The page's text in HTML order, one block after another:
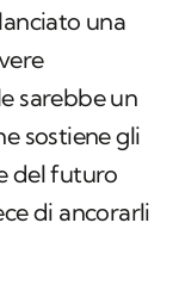
una
sarebbe un
sostiene gli
del futuro
di ancorarli